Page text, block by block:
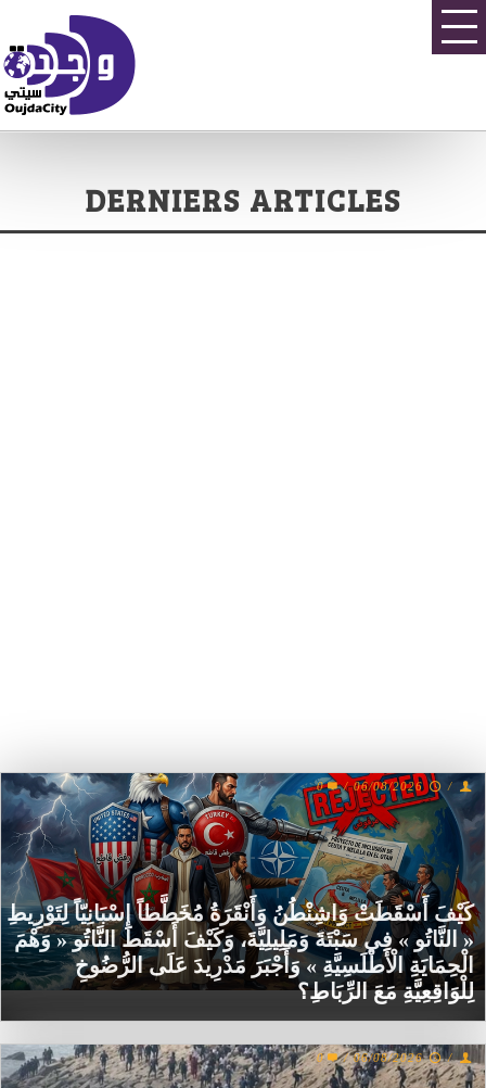
DERNIERS ARTICLES
كَيْفَ أَسْقَطَتْ وَاشِنْطُنُ وَأَنْقَرَةُ مُخَطَّطاً إِسْبَانِيّاً لِتَوْرِيطِ
« النَّاتُو » فِي سَبْتَةَ وَمَلِيلِيَّةَ، وَكَيْفَ أَسْقَطَ النَّاتُو « وَهْمَ
الْحِمَايَةِ الْأَطْلَسِيَّةِ » وَأَجْبَرَ مَدْرِيدَ عَلَى الرُّضُوخِ
لِلْوَاقِعِيَّةِ مَعَ الرِّبَاطِ؟
/
06/08/2026
/
0
/
06/08/2026
/
0